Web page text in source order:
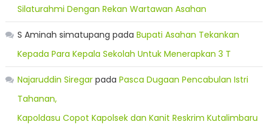
Silaturahmi Dengan Rekan Wartawan Asahan
S Aminah simatupang pada Bupati Asahan Tekankan
Kepada Para Kepala Sekolah Untuk Menerapkan 3 T
Najaruddin Siregarpada Pasca Dugaan Pencabulan Istri
Tahanan,
Kapoldasu Copot Kapolsek dan Kanit Reskrim Kutalimbaru